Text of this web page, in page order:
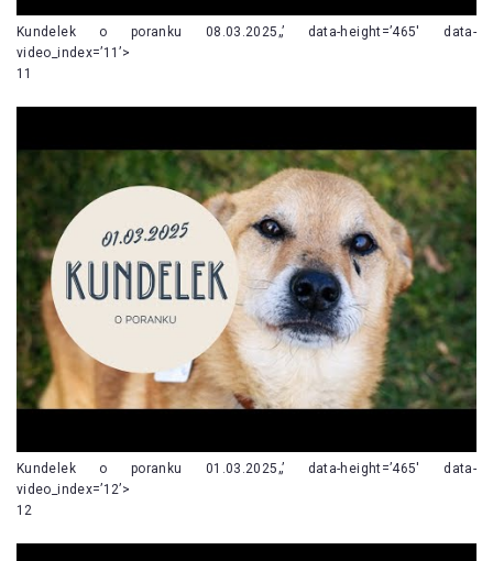
Kundelek o poranku 08.03.2025„’ data-height=’465′ data-
video_index=’11’>
11
Kundelek o poranku 01.03.2025„’ data-height=’465′ data-
video_index=’12’>
12